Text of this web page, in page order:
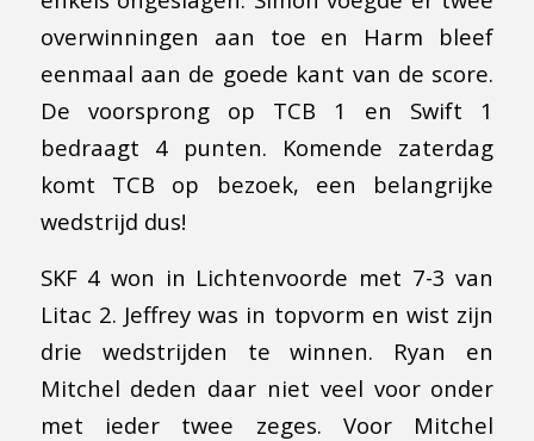
overwinningen aan toe en Harm bleef
eenmaal aan de goede kant van de score.
De voorsprong op TCB 1 en Swift 1
bedraagt 4 punten. Komende zaterdag
komt TCB op bezoek, een belangrijke
wedstrijd dus!
SKF 4 won in Lichtenvoorde met 7-3 van
Litac 2. Jeffrey was in topvorm en wist zijn
drie wedstrijden te winnen. Ryan en
Mitchel deden daar niet veel voor onder
met ieder twee zeges. Voor Mitchel